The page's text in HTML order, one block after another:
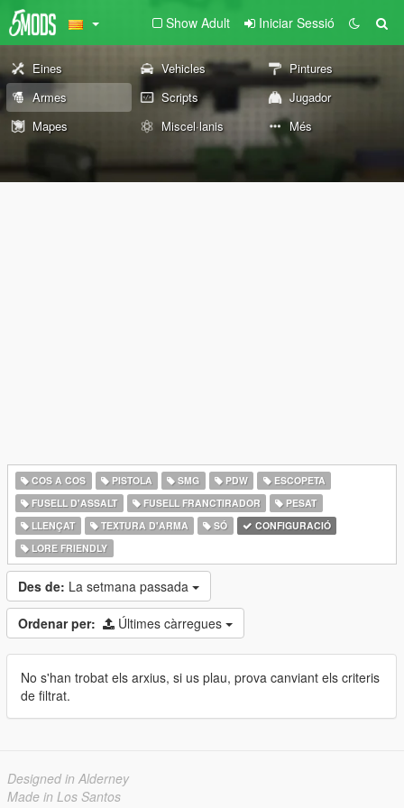
Show Adult Iniciar Sessió
Eines Vehicles
Pintures
Armes
Scripts
Jugador
Mapes
Miscel·lanis Més
COS A COS PISTOLA SMG PDW
ESCOPETA
FUSELL D'ASSALT
FUSELL FRANCTIRADOR
PESAT
LLENÇAT
TEXTURA D'ARMA SÓ
CONFIGURACIÓ
LORE FRIENDLY
Des de: La setmana passada
Ordenar per: Últimes càrregues
No s'han trobat els arxius, si us plau, prova canviant els criteris
de filtrat.
Designed in Alderney
Made in Los Santos